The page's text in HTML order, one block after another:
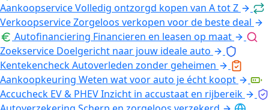
AankoopserviceVolledig ontzorgd kopen van A tot Z
VerkoopserviceZorgeloos verkopen voor de beste deal
Autofinanciering Financieren en leasen op maat
Zoekservice Doelgericht naar jouw ideale auto
KentekencheckAutoverleden zonder geheimen
Aankoopkeuring Weten wat voor auto je écht koopt
Accucheck EV & PHEVInzicht in accustaat en rijbereik